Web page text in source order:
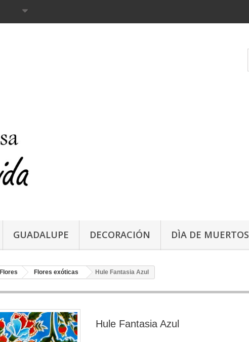
GUADALUPE DECORACIÓN DÌA DE MUERTOS
Flores Flores exóticas Hule Fantasia Azul
Hule Fantasia Azul